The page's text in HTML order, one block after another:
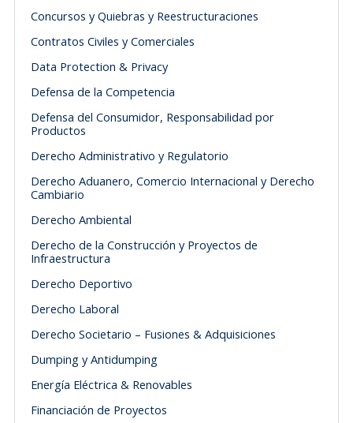
Concursos y Quiebras y Reestructuraciones
Contratos Civiles y Comerciales
Data Protection & Privacy
Defensa de la Competencia
Defensa del Consumidor, Responsabilidad por
Productos
Derecho Administrativo y Regulatorio
Derecho Aduanero, Comercio Internacional y Derecho
Cambiario
Derecho Ambiental
Derecho de la Construcción y Proyectos de
Infraestructura
Derecho Deportivo
Derecho Laboral
Derecho Societario – Fusiones & Adquisiciones
Dumping y Antidumping
Energía Eléctrica & Renovables
Financiación de Proyectos